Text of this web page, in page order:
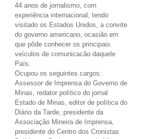
44 anos de jornalismo, com
experiência internacional, tendo
visitado os Estados Unidos, a convite
do governo americano, ocasião em
que pôde conhecer os principais
veículos de comunicacão daquele
País.
Ocupou os seguintes cargos:
Assessor de Imprensa do Governo de
Minas, redator político do jornal
Estado de Minas, editor de política do
Diário da Tarde, presidente da
Associação Mineira de Imprensa,
presidente do Centro dos Cronistas